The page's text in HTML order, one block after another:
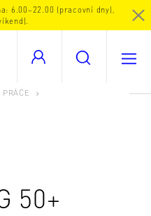
6.00–22.00 (pracovní dny),
50+